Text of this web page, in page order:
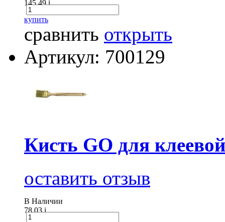
145.49i
купить
сравнить открыть
Артикул: 700129
Кисть GO для
оставить отзыв
В Наличии
78.03i